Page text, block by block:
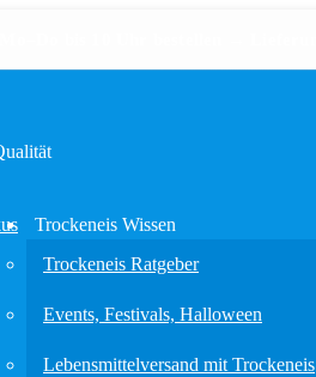
Trockeneis Wissen
Trockeneis Ratgeber
Events, Festivals, Halloween
Lebensmittelversand mit Trockeneis